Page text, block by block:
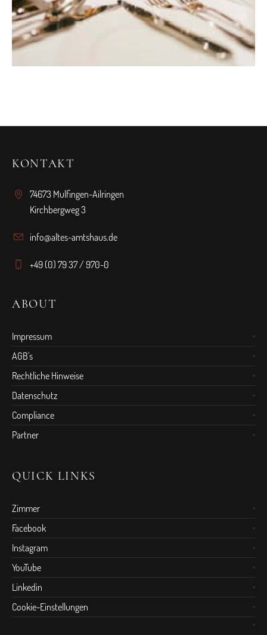
KONTAKT
74673 Mulfingen-Ailringen
Kirchbergweg 3
info@altes-amtshaus.de
+49 (0) 79 37 / 970-0
ABOUT
Impressum
AGB's
Rechtliche Hinweise
Datenschutz
Compliance
Partner
QUICK LINKS
Zimmer
Facebook
Instagram
YouTube
Linkedin
Cookie-Einstellungen